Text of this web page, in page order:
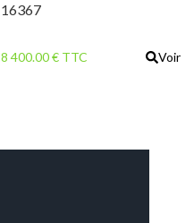
16367
8 400.00 € TTC Voir